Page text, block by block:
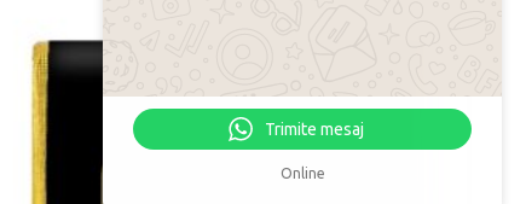
Trimite mesaj
Online